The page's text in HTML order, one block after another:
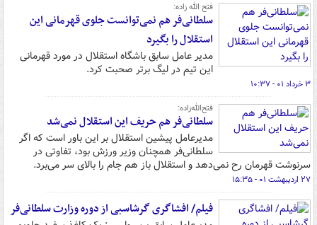
فتح الله زاده:
سلطانی‌فر هم نمی‌توانست جلوی قهرمانی این
استقلال را بگیرد
مدیر عامل سابق باشگاه استقلال در مورد قهرمانی
این تیم در لیگ برتر صحبت کرد.
۳ خرداد ۰۱ - ۱۰:۳۷
فتح‌الله‌زاده:
سلطانی‌فر هم حریف این استقلال نمی‌شد
مدیرعامل پیشین استقلال بر این باور است که اگر
سلطانی‌فر همچنان وزیر ورزش بود، تفاوتی در
سرنوشت قهرمان رح نمی‌دهد و استقلال باز هم جام را بالای سر می‌برد.
۲۷ اردیبهشت ۰۱ - ۱۵:۳۵
فیلم/ افشاگری گرشاسبی از دوره وزارت سلطانی‌فر